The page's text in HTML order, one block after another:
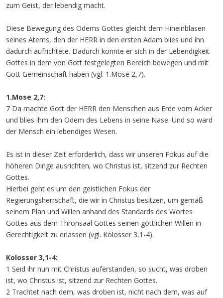
zum Geist, der lebendig macht.
Diese Bewegung des Odems Gottes gleicht dem Hineinblasen
seines Atems, den der HERR in den ersten Adam blies und ihn
dadurch aufrichtete. Dadurch konnte er sich in der Lebendigkeit
Gottes in dem von Gott festgelegten Bereich bewegen und mit
Gott Gemeinschaft haben (vgl. 1.Mose 2,7).
1.Mose 2,7:
7 Da machte Gott der HERR den Menschen aus Erde vom Acker
und blies ihm den Odem des Lebens in seine Nase. Und so ward
der Mensch ein lebendiges Wesen.
Es ist in dieser Zeit erforderlich, dass wir unseren Fokus auf die
höheren Dinge ausrichten, wo Christus ist, sitzend zur Rechten
Gottes.
Hierbei geht es um den geistlichen Fokus der
Regierungsherrschaft, die wir in Christus besitzen, um gemäß
seinem Plan und Willen anhand des Standards des Wortes
Gottes aus dem Thronsaal Gottes seinen göttlichen Willen in
Gerechtigkeit zu erlassen (vgl. Kolosser 3,1-4).
Kolosser 3,1-4:
1 Seid ihr nun mit Christus auferstanden, so sucht, was droben
ist, wo Christus ist, sitzend zur Rechten Gottes.
2 Trachtet nach dem, was droben ist, nicht nach dem, was auf